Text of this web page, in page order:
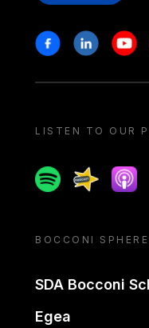
Stay in touch
FacebookLinkedin
LISTEN TO OUR
SpotifySpreaker
Apple
BOCCONI
SDA Bocconi
Egea